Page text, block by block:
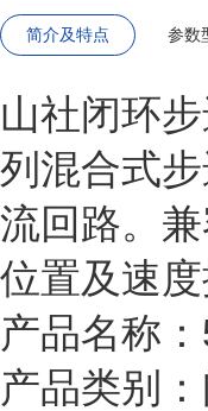
简介及特点 参数
山社闭环
列混合式
流回路。
位置及速
产品名称
产品类别